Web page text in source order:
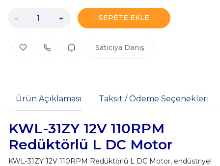
- + SEPETE EKLE
Satıcıya Danış
Ürün Açıklaması Taksit / Ödeme Seçenekleri
KWL-31ZY 12V 110RPM
Redüktörlü L DC Motor
KWL-31ZY 12V 110RPM Redüktörlü L DC Motor, endüstriyel